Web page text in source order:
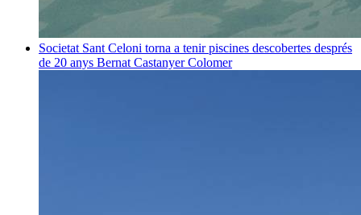
Societat Sant Celoni torna a tenir piscines descobertes després
de 20 anys Bernat Castanyer Colomer